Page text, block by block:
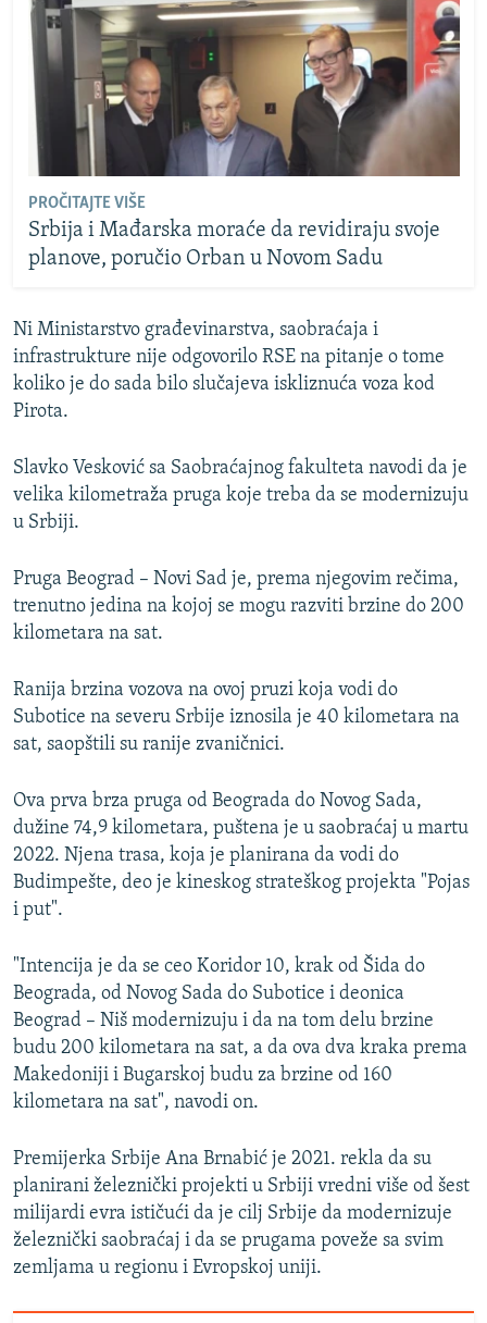
PROČITAJTE VIŠE
Srbija i Mađarska moraće da revidiraju svoje
planove, poručio Orban u Novom Sadu
Ni Ministarstvo građevinarstva, saobraćaja i
infrastrukture nije odgovorilo RSE na pitanje o tome
koliko je do sada bilo slučajeva iskliznuća voza kod
Pirota.
Slavko Vesković sa Saobraćajnog fakulteta navodi da je
velika kilometraža pruga koje treba da se modernizuju
u Srbiji.
Pruga Beograd – Novi Sad je, prema njegovim rečima,
trenutno jedina na kojoj se mogu razviti brzine do 200
kilometara na sat.
Ranija brzina vozova na ovoj pruzi koja vodi do
Subotice na severu Srbije iznosila je 40 kilometara na
sat, saopštili su ranije zvaničnici.
Ova prva brza pruga od Beograda do Novog Sada,
dužine 74,9 kilometara, puštena je u saobraćaj u martu
2022. Njena trasa, koja je planirana da vodi do
Budimpešte, deo je kineskog strateškog projekta "Pojas
i put".
"Intencija je da se ceo Koridor 10, krak od Šida do
Beograda, od Novog Sada do Subotice i deonica
Beograd – Niš modernizuju i da na tom delu brzine
budu 200 kilometara na sat, a da ova dva kraka prema
Makedoniji i Bugarskoj budu za brzine od 160
kilometara na sat", navodi on.
Premijerka Srbije Ana Brnabić je 2021. rekla da su
planirani železnički projekti u Srbiji vredni više od šest
milijardi evra ističući da je cilj Srbije da modernizuje
železnički saobraćaj i da se prugama poveže sa svim
zemljama u regionu i Evropskoj uniji.